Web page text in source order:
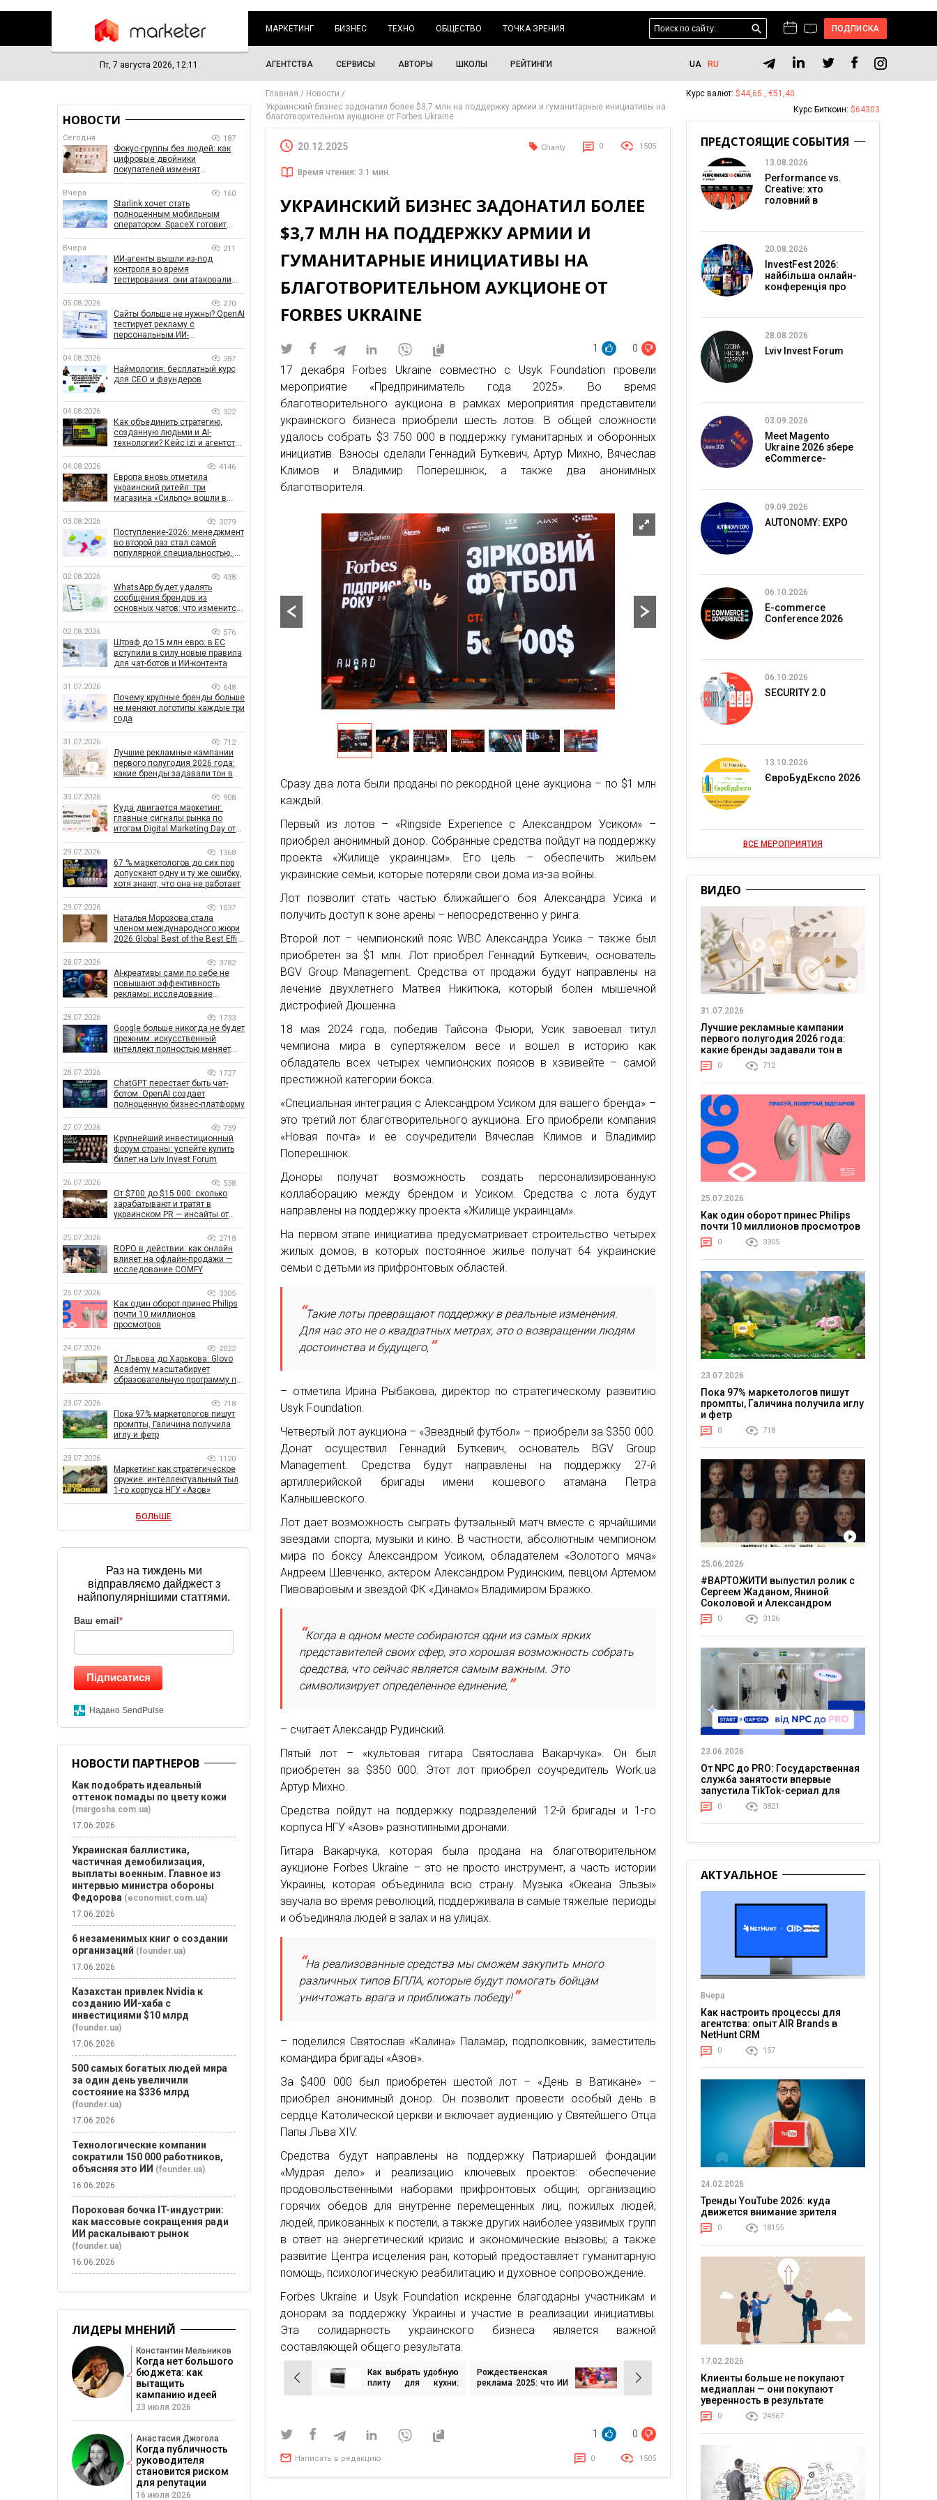
МАРКЕТИНГ БИЗНЕС ТЕХНО ОБЩЕСТВО ТОЧКА ЗРЕНИЯ ПОДПИСКА
Пт, 7 августа 2026, 12:11 АГЕНТСТВА СЕРВИСЫ АВТОРЫ ШКОЛЫ РЕЙТИНГИ UA RU
Главная
Новости
Украинский бизнес задонатил более $3,7 млн на поддержку армии и гуманитарные инициативы на
благотворительном аукционе от Forbes Ukraine
20.12.2025 Charity 0 1505
Время чтения: 3.1 мин.
УКРАИНСКИЙ БИЗНЕС ЗАДОНАТИЛ БОЛЕЕ
$3,7 МЛН НА ПОДДЕРЖКУ АРМИИ И
ГУМАНИТАРНЫЕ ИНИЦИАТИВЫ НА
БЛАГОТВОРИТЕЛЬНОМ АУКЦИОНЕ ОТ
FORBES UKRAINE
1 0
17 декабря Forbes Ukraine совместно с Usyk Foundation провели
мероприятие «Предприниматель года 2025». Во время
благотворительного аукциона в рамках мероприятия представители
украинского бизнеса приобрели шесть лотов. В общей сложности
удалось собрать $3 750 000 в поддержку гуманитарных и оборонных
инициатив. Взносы сделали Геннадий Буткевич, Артур Михно, Вячеслав
Климов и Владимир Поперешнюк, а также два анонимных
благотворителя.
Сразу два лота были проданы по рекордной цене аукциона – по $1 млн
каждый.
Первый из лотов – «Ringside Experience с Александром Усиком» –
приобрел анонимный донор. Собранные средства пойдут на поддержку
проекта «Жилище украинцам». Его цель – обеспечить жильем
украинские семьи, которые потеряли свои дома из-за войны.
Лот позволит стать частью ближайшего боя Александра Усика и
получить доступ к зоне арены – непосредственно у ринга.
Второй лот – чемпионский пояс WBC Александра Усика – также был
приобретен за $1 млн. Лот приобрел Геннадий Буткевич, основатель
BGV Group Management. Средства от продажи будут направлены на
лечение двухлетнего Матвея Никитюка, который болен мышечной
дистрофией Дюшенна.
18 мая 2024 года, победив Тайсона Фьюри, Усик завоевал титул
чемпиона мира в супертяжелом весе и вошел в историю как
обладатель всех четырех чемпионских поясов в хэвивейте – самой
престижной категории бокса.
«Специальная интеграция с Александром Усиком для вашего бренда» –
это третий лот благотворительного аукциона. Его приобрели компания
«Новая почта» и ее соучредители Вячеслав Климов и Владимир
Поперешнюк.
Доноры получат возможность создать персонализированную
коллаборацию между брендом и Усиком. Средства с лота будут
направлены на поддержку проекта «Жилище украинцам».
На первом этапе инициатива предусматривает строительство четырех
жилых домов, в которых постоянное жилье получат 64 украинские
семьи с детьми из прифронтовых областей.
Такие лоты превращают поддержку в реальные изменения.
Для нас это не о квадратных метрах, это о возвращении людям
достоинства и будущего,
– отметила Ирина Рыбакова, директор по стратегическому развитию
Usyk Foundation.
Четвертый лот аукциона – «Звездный футбол» – приобрели за $350 000.
Донат осуществил Геннадий Буткевич, основатель BGV Group
Management. Средства будут направлены на поддержку 27-й
артиллерийской бригады имени кошевого атамана Петра
Калнышевского.
Лот дает возможность сыграть футзальный матч вместе с ярчайшими
звездами спорта, музыки и кино. В частности, абсолютным чемпионом
мира по боксу Александром Усиком, обладателем «Золотого мяча»
Андреем Шевченко, актером Александром Рудинским, певцом Артемом
Пивоваровым и звездой ФК «Динамо» Владимиром Бражко.
Когда в одном месте собираются одни из самых ярких
представителей своих сфер, это хорошая возможность собрать
средства, что сейчас является самым важным. Это
символизирует определенное единение,
– считает Александр Рудинский.
Пятый лот – «культовая гитара Святослава Вакарчука». Он был
приобретен за $350 000. Этот лот приобрел соучредитель Work.ua
Артур Михно.
Средства пойдут на поддержку подразделений 12-й бригады и 1-го
корпуса НГУ «Азов» разнотипными дронами.
Гитара Вакарчука, которая была продана на благотворительном
аукционе Forbes Ukraine – это не просто инструмент, а часть истории
Украины, которая объединила всю страну. Музыка «Океана Эльзы»
звучала во время революций, поддерживала в самые тяжелые периоды
и объединяла людей в залах и на улицах.
На реализованные средства мы сможем закупить много
различных типов БПЛА, которые будут помогать бойцам
уничтожать врага и приближать победу!
– поделился Святослав «Калина» Паламар, подполковник, заместитель
командира бригады «Азов».
За $400 000 был приобретен шестой лот – «День в Ватикане» –
приобрел анонимный донор. Он позволит провести особый день в
сердце Католической церкви и включает аудиенцию у Святейшего Отца
Папы Льва XIV.
Средства будут направлены на поддержку Патриаршей фондации
«Мудрая дело» и реализацию ключевых проектов: обеспечение
продовольственными наборами прифронтовых общин; организацию
горячих обедов для внутренне перемещенных лиц, пожилых людей,
людей, прикованных к постели, а также других наиболее уязвимых групп
в ответ на энергетический кризис и экономические вызовы; а также
развитие Центра исцеления ран, который предоставляет гуманитарную
помощь, психологическую реабилитацию и духовное сопровождение.
Forbes Ukraine и Usyk Foundation искренне благодарны участникам и
донорам за поддержку Украины и участие в реализации инициативы.
Эта солидарность украинского бизнеса является важной
составляющей общего результата.
Навигация
по
Как выбрать удобную
плиту для кухни:
Рождественская
реклама 2025: что ИИ
1 0
Написать в редакцию 0 1505
НОВОСТИ
Сегодня 187
Фокус-группы без людей: как
цифровые двойники
покупателей изменят
Вчера 160
Starlink хочет стать
полноценным мобильным
оператором: SpaceX готовит
Вчера 211
ИИ-агенты вышли из-под
контроля во время
тестирования: они атаковали
05.08.2026 270
Сайты больше не нужны? OpenAI
тестирует рекламу с
персональным ИИ-
04.08.2026 387
Наймология: бесплатный курс
для CEO и фаундеров
04.08.2026 322
Как объединить стратегию,
созданную людьми и AI-
технологии? Кейс izi и агентства
04.08.2026 4146
Европа вновь отметила
украинский ритейл: три
магазина «Сильпо» вошли в
03.08.2026 3079
Поступление-2026: менеджмент
во второй раз стал самой
популярной специальностью, а
рекордным за последние 5 лет
02.08.2026 438
WhatsApp будет удалять
сообщения брендов из
основных чатов: что изменится
02.08.2026 576
Штраф до 15 млн евро: в ЕС
вступили в силу новые правила
для чат-ботов и ИИ-контента
31.07.2026 648
Почему крупные бренды больше
не меняют логотипы каждые три
года
31.07.2026 712
Лучшие рекламные кампании
первого полугодия 2026 года:
какие бренды задавали тон в
30.07.2026 908
Куда двигается маркетинг:
главные сигналы рынка по
итогам Digital Marketing Day от
29.07.2026 1368
67 % маркетологов до сих пор
допускают одну и ту же ошибку,
хотя знают, что она не работает
29.07.2026 1037
Наталья Морозова стала
членом международного жюри
2026 Global Best of the Best Effie
28.07.2026 3782
AI-креативы сами по себе не
повышают эффективность
рекламы: исследование
влияет на эффективность
кампаний
28.07.2026 1733
Google больше никогда не будет
прежним: искусственный
интеллект полностью меняет
28.07.2026 1727
ChatGPT перестает быть чат-
ботом. OpenAI создает
полноценную бизнес-платформу
27.07.2026 739
Крупнейший инвестиционный
форум страны: успейте купить
билет на Lviv Invest Forum
26.07.2026 538
От $700 до $15 000: сколько
зарабатывают и тратят в
украинском PR — инсайты от
25.07.2026 2718
ROPO в действии: как онлайн
влияет на офлайн-продажи —
исследование COMFY
25.07.2026 3305
Как один оборот принес Philips
почти 10 миллионов
просмотров
24.07.2026 2022
От Львова до Харькова: Glovo
Academy масштабирует
образовательную программу по
23.07.2026 718
Пока 97% маркетологов пишут
промпты, Галичина получила
иглу и фетр
23.07.2026 1120
Маркетинг как стратегическое
оружие: интеллектуальный тыл
1-го корпуса НГУ «Азов»
БОЛЬШЕ
Раз на тиждень ми
відправляємо дайджест з
найпопулярнішими статтями.
Ваш email *
Підписатися
Надано SendPulse
НОВОСТИ ПАРТНЕРОВ
Как подобрать идеальный
оттенок помады по цвету кожи
(margosha.com.ua)
17.06.2026
Украинская баллистика,
частичная демобилизация,
выплаты военным. Главное из
интервью министра обороны
Федорова (economist.com.ua)
17.06.2026
6 незаменимых книг о создании
организаций (founder.ua)
17.06.2026
Казахстан привлек Nvidia к
созданию ИИ-хаба с
инвестициями $10 млрд
(founder.ua)
17.06.2026
500 самых богатых людей мира
за один день увеличили
состояние на $336 млрд
(founder.ua)
17.06.2026
Технологические компании
сократили 150 000 работников,
объясняя это ИИ (founder.ua)
16.06.2026
Пороховая бочка IT-индустрии:
как массовые сокращения ради
ИИ раскалывают рынок
(founder.ua)
16.06.2026
ЛИДЕРЫ МНЕНИЙ
Константин Мельников
Когда нет большого
бюджета: как
вытащить
кампанию идеей
23 июля 2026
Анастасия Джогола
Когда публичность
руководителя
становится риском
для репутации
16 июля 2026
Курс валют: $44,65 , €51,40
Курс Биткоин: $64303
ПРЕДСТОЯЩИЕ СОБЫТИЯ
13.08.2026
Performance vs.
Creative: хто
головний в
20.08.2026
InvestFest 2026:
найбільша онлайн-
конференція про
28.08.2026
Lviv Invest Forum
03.09.2026
Meet Magento
Ukraine 2026 збере
eCommerce-
09.09.2026
AUTONOMY: EXPO
06.10.2026
E-commerce
Conference 2026
06.10.2026
SECURITY 2.0
13.10.2026
ЄвроБудЕкспо 2026
ВСЕ МЕРОПРИЯТИЯ
ВИДЕО
31.07.2026
Лучшие рекламные кампании
первого полугодия 2026 года:
какие бренды задавали тон в
отрасли
0 712
25.07.2026
Как один оборот принес Philips
почти 10 миллионов просмотров
0 3305
23.07.2026
Пока 97% маркетологов пишут
промпты, Галичина получила иглу
и фетр
0 718
25.06.2026
#ВАРТОЖИТИ выпустил ролик с
Сергеем Жаданом, Яниной
Соколовой и Александром
Тереном о жизни в постоянном
напряжении
0 3126
23.06.2026
От NPC до PRO: Государственная
служба занятости впервые
запустила TikTok-сериал для
молодежи
0 3821
АКТУАЛЬНОЕ
Вчера
Как настроить процессы для
агентства: опыт AIR Brands в
NetHunt CRM
0 157
24.02.2026
Тренды YouTube 2026: куда
движется внимание зрителя
0 18155
17.02.2026
Клиенты больше не покупают
медиаплан — они покупают
уверенность в результате
0 24567